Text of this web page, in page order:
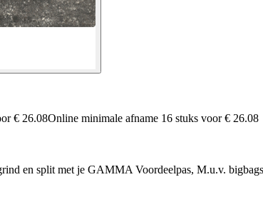
€ 26.08Online minimale afname 16 stuks voor€ 26.08
en split met je GAMMA Voordeelpas, M.u.v.